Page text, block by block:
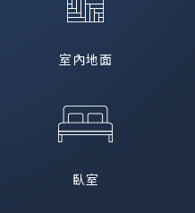
室內地面
臥室